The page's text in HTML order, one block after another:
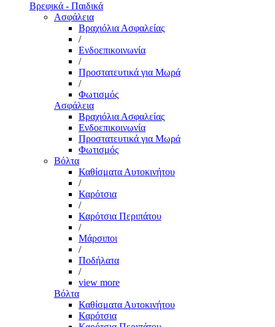
Βρεφικά - Παιδικά
Ασφάλεια
Βραχιόλια Ασφαλείας
/
Ενδοεπικοινωνία
/
Προστατευτικά για Μωρά
/
Φωτισμός
Ασφάλεια
Βραχιόλια Ασφαλείας
Ενδοεπικοινωνία
Προστατευτικά για Μωρά
Φωτισμός
Βόλτα
Καθίσματα Αυτοκινήτου
/
Καρότσια
/
Καρότσια Περιπάτου
/
Μάρσιποι
/
Ποδήλατα
/
view more
Βόλτα
Καθίσματα Αυτοκινήτου
Καρότσια